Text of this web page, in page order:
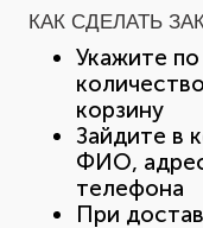
КАК СДЕЛАТЬ
Укажите
корзину
Зайдите в
ФИО,
телефона
При